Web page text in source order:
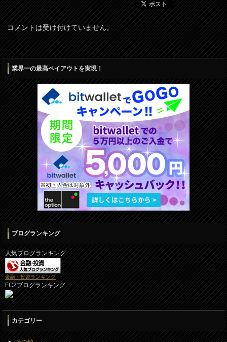
コメントは受け付けていません。
業界一の最高ペイアウトを実現！
ブログランキング
人気ブログランキング
金融・投資ランキング
FC2ブログランキング
カテゴリー